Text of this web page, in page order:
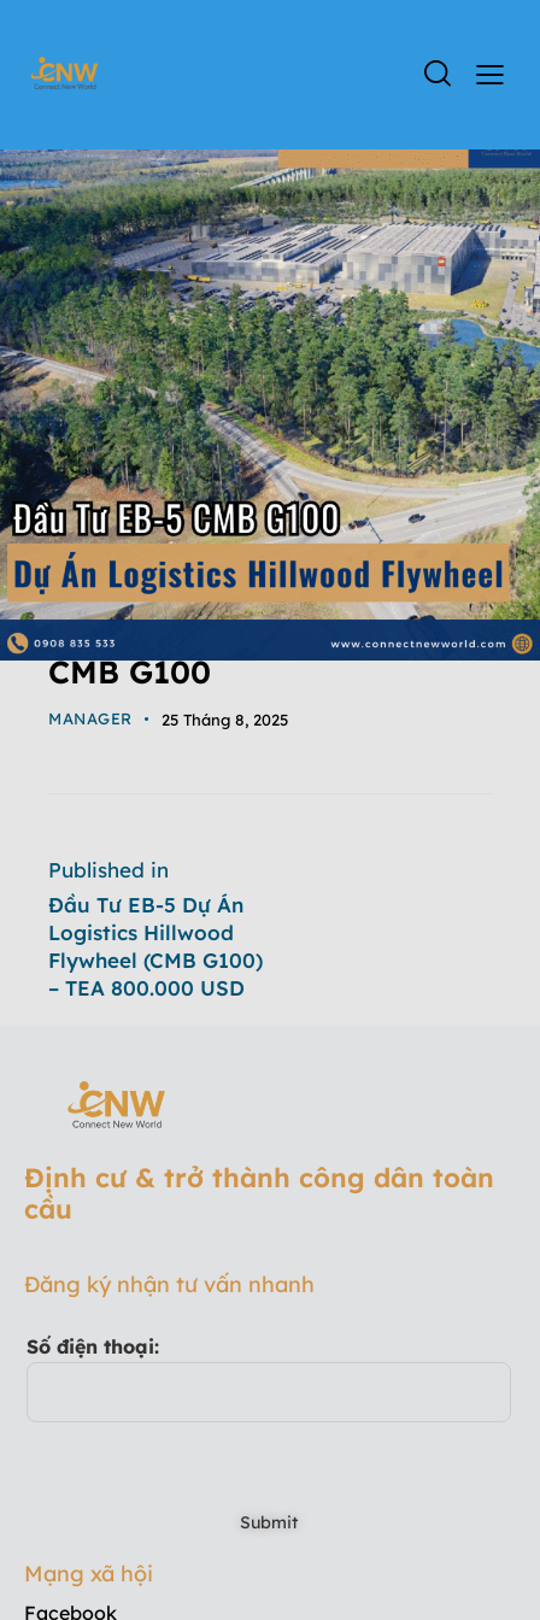
CMB G100
MANAGER 25 Tháng 8, 2025
Published in
Đầu Tư EB-5 Dự Án
Logistics Hillwood
Flywheel (CMB G100)
– TEA 800.000 USD
Định cư & trở thành công dân toàn
cầu
Đăng ký nhận tư vấn nhanh
Số điện thoại:
Mạng xã hội
Facebook